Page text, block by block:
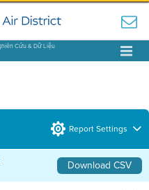
Cứu & Dữ Liệu
Report Settings
Download CSV